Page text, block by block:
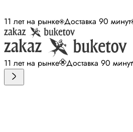
11 лет на рынке Доставка 90 минут
11 лет на рынке Доставка 90 минут